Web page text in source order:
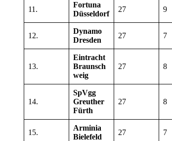
11.
Fortuna
Düsseldorf
27 9
12.
Dynamo
Dresden
27 7
13.
Eintracht
Braunsch
weig
27 8
14.
SpVgg
Greuther
Fürth
27 8
15.
Arminia
Bielefeld
27 7